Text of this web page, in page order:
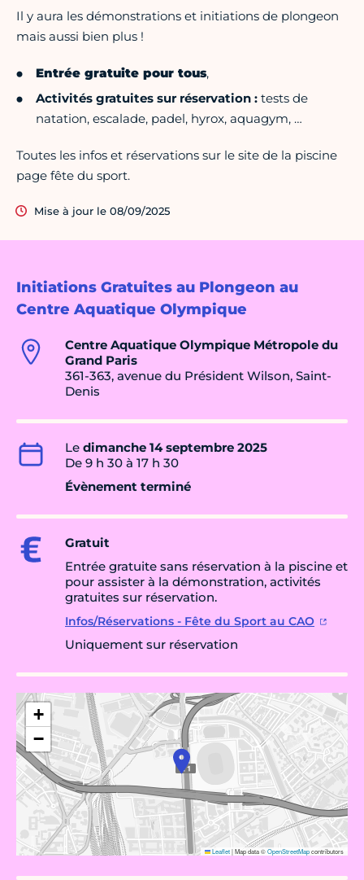
Initiations Gratuites au Plongeon au
Centre Aquatique Olympique
Centre Aquatique Olympique Métropole du
Grand Paris
361-363, avenue du Président Wilson, Saint-
Denis
Le dimanche 14 septembre 2025
De 9 h 30 à 17 h 30
Évènement terminé
Gratuit
Entrée gratuite sans réservation à la piscine et
pour assister à la démonstration, activités
gratuites sur réservation.
Infos/Réservations - Fête du Sport au CAO
Uniquement sur réservation
+
−
Leaflet|Map data ©OpenStreetMapcontributors
Il y aura les démonstrations et initiations de plongeon
mais aussi bien plus !
Entrée gratuite pour tous,
Activités gratuites sur réservation : tests de
natation, escalade, padel, hyrox, aquagym, …
Toutes les infos et réservations sur le site de la piscine
page fête du sport.
Mise à jour le 08/09/2025